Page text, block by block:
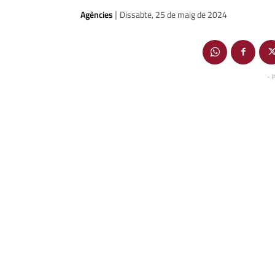
Agències | Dissabte, 25 de maig de 2024
-